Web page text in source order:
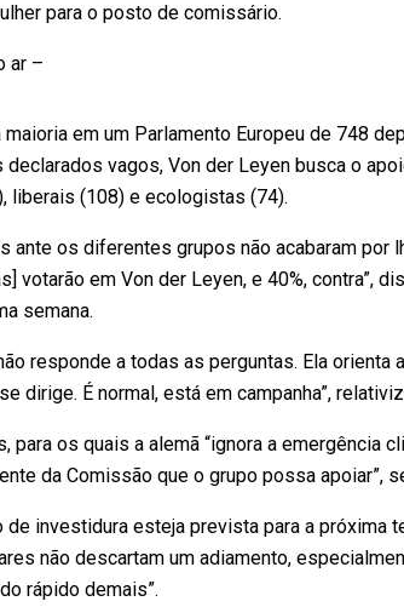
para o posto de comissário.
ar –
maioria em um Parlamento Europeu de 748
vagos, Von der Leyen busca o
liberais (108) e ecologistas (74).
ante os diferentes grupos não acabaram por
votarão em Von der Leyen, e 40%, contra”,
semana.
responde a todas as perguntas. Ela orienta
dirige. É normal, está em campanha”,
para os quais a alemã “ignora a emergência
da Comissão que o grupo possa apoiar”,
de investidura esteja prevista para a próxima
não descartam um adiamento,
rápido demais”.